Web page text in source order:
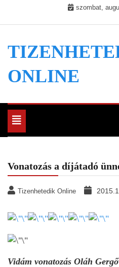
szombat,
ONLINE
Toggle
navigation
Vonatozás a díjátadó
Tizenhetedik Online
Vidám vonatozás Oláh